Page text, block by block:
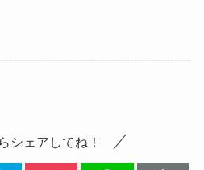
シェアしてね！